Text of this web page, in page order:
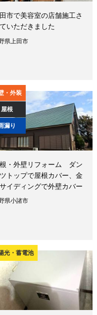
田市で美容室の店舗施工さ
いただきました
県上田市
・外装
屋根
漏り
・外壁リフォーム ダン
トップで屋根カバー、金
イディングで外壁カバー
県小諸市
光・蓄電池